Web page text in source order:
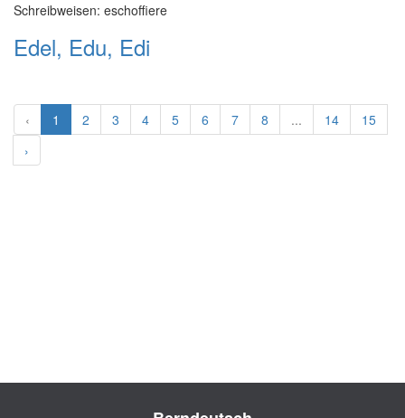
Schreibweisen: eschoffiere
Edel, Edu, Edi
‹ 1 2 3 4 5 6 7 8 ... 14
15
›